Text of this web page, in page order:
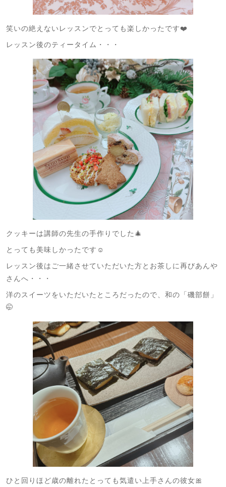
笑いの絶えないレッスンでとっても楽しかったです❤️
レッスン後のティータイム・・・
クッキーは講師の先生の手作りでした🎄
とっても美味しかったです☺️
レッスン後はご一緒させていただいた方とお茶しに再びあんや
さんへ・・・
洋のスイーツをいただいたところだったので、和の「磯部餅」
🤭
ひと回りほど歳の離れたとっても気遣い上手さんの彼女🎀